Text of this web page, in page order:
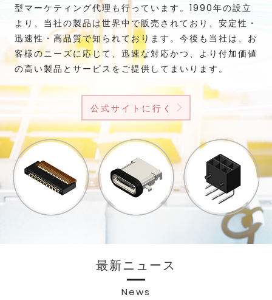
型マーケティング代理も行っています。1990年の設立
より、当社の製品は世界中で販売されており、安定性・
迅速性・高品質で知られております。今後も当社は、お
客様のニーズに応じて、迅速な対応かつ、より付加価値
の高い製品とサービスをご提供してまいります。
公式サイトに行く
最新ニュース
News